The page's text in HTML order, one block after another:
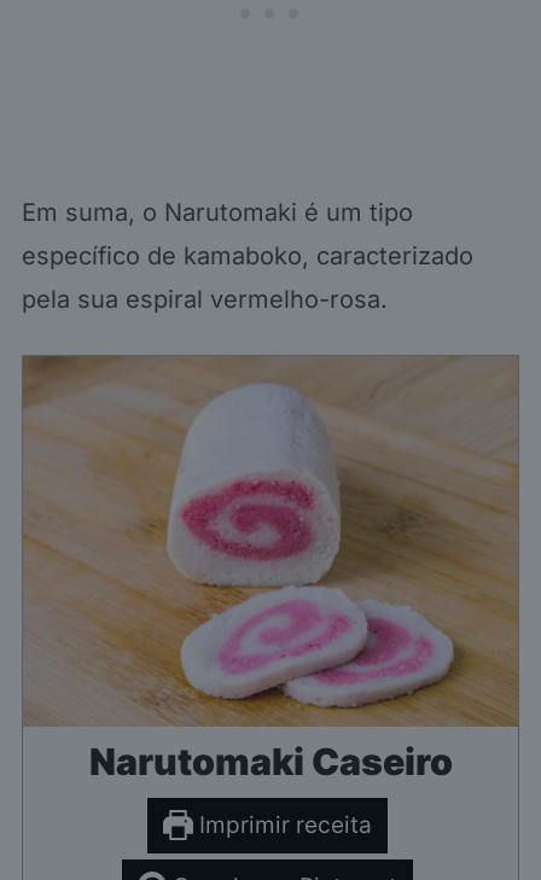
Em suma, o Narutomaki é um tipo
específico de kamaboko, caracterizado
pela sua espiral vermelho-rosa.
Narutomaki Caseiro
Imprimir receita